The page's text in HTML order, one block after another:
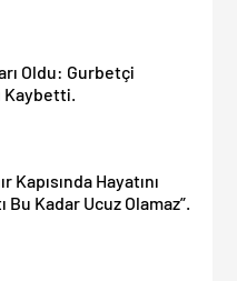
Oldu: Gurbetçi
Kaybetti.
Kapısında Hayatını
Kadar Ucuz Olamaz”.